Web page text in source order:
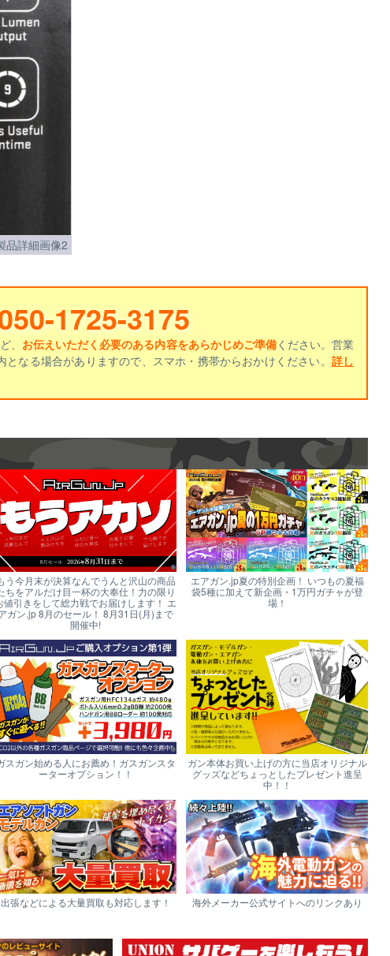
品詳細画像2
1725-3175
、 お伝えいただく必要のある内容をあらかじめご準備ください。営業
なる場合がありますので、スマホ・携帯からおかけください。 詳し
う今月末が決算なんでうんと沢山の商品
ちをアルだけ目一杯の大奉仕！力の限り
値引きをして総力戦でお届けします！ エ
ガン.jp 8月のセール！ 8月31日(月)まで
開催中!
エアガン.jp夏の特別企画！ いつもの夏福
袋5種に加えて新企画・1万円ガチャが登
場！
スガン始める人にお薦め！ガスガンスタ
ーターオプション！！
ガン本体お買い上げの方に当店オリジナル
グッズなどちょっとしたプレゼント進呈
中！！
出張などによる大量買取も対応します！ 海外メーカー公式サイトへのリンクあり